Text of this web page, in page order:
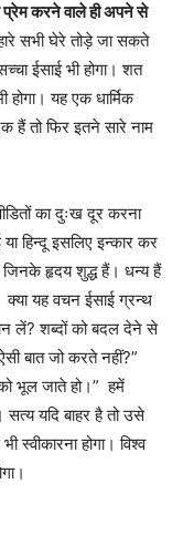
करने वाले ही अपने से
सभी घेरे तोड़े जा सकते
ईसाई भी होगा। शत
होगा। यह एक धार्मिक
हैं तो फिर इतने सारे नाम
का दुःख दूर करना
हिन्दू इसलिए इन्कार कर
जिनके हृदय शुद्ध हैं। धन्य हैं
यह वचन ईसाई ग्रन्थ
लें? शब्दों को बदल देने से
बात जो करते नहीं?”
भूल जाते हो।” हमें
यदि बाहर है तो उसे
स्वीकारना होगा। विश्व